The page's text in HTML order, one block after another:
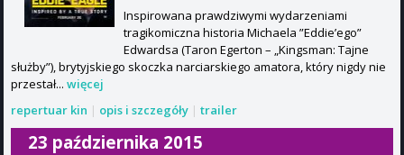
Inspirowana prawdziwymi wydarzeniami
tragikomiczna historia Michaela ”Eddie’ego”
Edwardsa (Taron Egerton – „Kingsman: Tajne
służby”), brytyjskiego skoczka narciarskiego amatora, który nigdy nie
przestał... więcej
repertuar kin | opis i szczegóły | trailer
23 października 2015